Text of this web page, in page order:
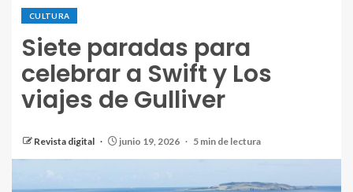
CULTURA
Siete paradas para
celebrar a Swift y Los
viajes de Gulliver
Revista digital junio 19, 2026 5 min de lectura